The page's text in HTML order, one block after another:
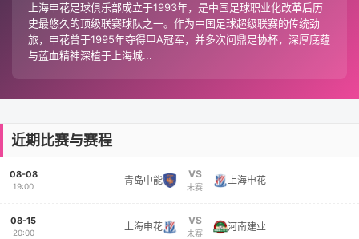
上海申花足球俱乐部成立于1993年，是中国足球职业化改革后历
史最悠久的顶级联赛球队之一。作为中国足球超级联赛的传统劲
旅，申花曾于1995年夺得甲A冠军，并多次问鼎足协杯，深厚底蕴
与蓝血精神深植于上海城...
近期比赛与赛程
08-08
19:00
青岛中能 VS
未赛
上海申花
08-15
20:00
上海申花 VS
未赛
河南建业